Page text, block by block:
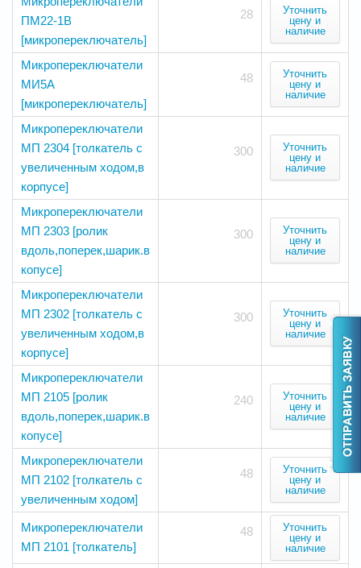
ПМ22-1В
[микропереключатель]
28
Уточнить
цену и
наличие
Микропереключатели
МИ5А
[микропереключатель]
48
Уточнить
цену и
наличие
Микропереключатели
МП 2304 [толкатель с
увеличенным ходом,в
корпусе]
300
Уточнить
цену и
наличие
Микропереключатели
МП 2303 [ролик
вдоль,поперек,шарик.в
копусе]
300
Уточнить
цену и
наличие
Микропереключатели
МП 2302 [толкатель с
увеличенным ходом,в
корпусе]
300
Уточнить
цену и
наличие
Микропереключатели
МП 2105 [ролик
вдоль,поперек,шарик.в
копусе]
240
Уточнить
цену и
наличие
Микропереключатели
МП 2102 [толкатель с
увеличенным ходом]
48
Уточнить
цену и
наличие
Микропереключатели
МП 2101 [толкатель]
48
Уточнить
цену и
наличие